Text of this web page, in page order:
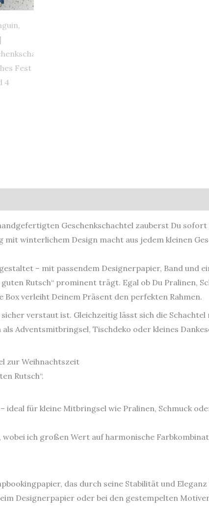
Geschenkschachtel zauberst Du sofort
winterlichem Design macht aus jedem kleinen
– mit passendem Designerpapier, Band und
Rutsch“ prominent trägt. Egal ob Du Pralinen,
verleiht Deinem Präsent den perfekten Rahmen.
verstaut ist. Gleichzeitig lässt sich die Schachtel
Adventsmitbringsel, Tischdeko oder kleines
zur Weihnachtszeit
Rutsch“.
ideal für kleine Mitbringsel wie Pralinen, Schmuck
ich großen Wert auf harmonische
das durch seine Stabilität und
Designerpapier oder bei den gestempelten